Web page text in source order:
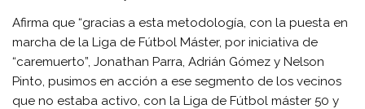
Afirma que “gracias a esta metodología, con la puesta en
marcha de la Liga de Fútbol Máster, por iniciativa de
“caremuerto”, Jonathan Parra, Adrián Gómez y Nelson
Pinto, pusimos en acción a ese segmento de los vecinos
que no estaba activo, con la Liga de Fútbol máster 50 y